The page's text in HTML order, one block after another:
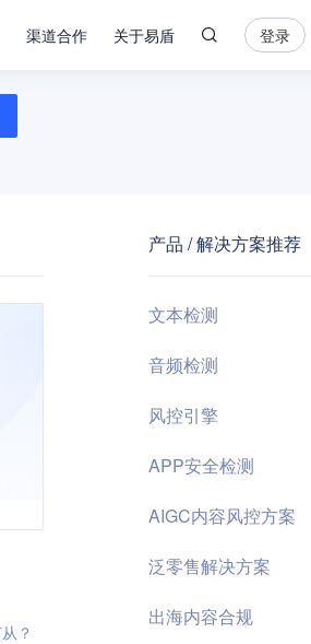
渠道合作 关于易盾
安
全
控
登录
？
产品 / 解决方案推荐
文本检测
音频检测
风控引擎
APP安全检测
AIGC内容风控方案
泛零售解决方案
出海内容合规